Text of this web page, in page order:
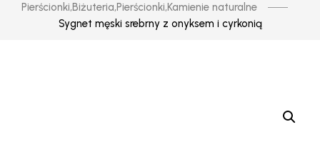
Pierścionki,Biżuteria,Pierścionki,Kamienie naturalne
Sygnet męski srebrny z onyksem i cyrkonią